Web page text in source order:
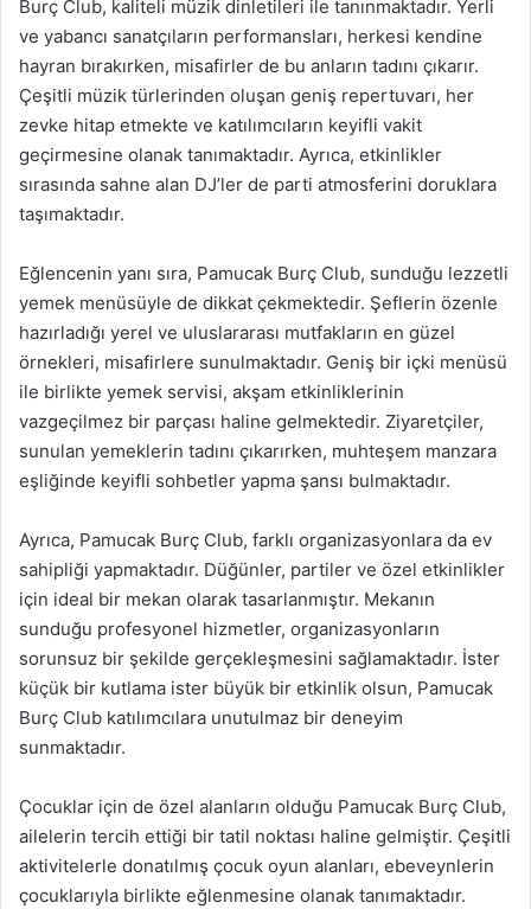
Burç Club, kaliteli müzik dinletileri ile tanınmaktadır. Yerli
ve yabancı sanatçıların performansları, herkesi kendine
hayran bırakırken, misafirler de bu anların tadını çıkarır.
Çeşitli müzik türlerinden oluşan geniş repertuvarı, her
zevke hitap etmekte ve katılımcıların keyifli vakit
geçirmesine olanak tanımaktadır. Ayrıca, etkinlikler
sırasında sahne alan DJ’ler de parti atmosferini doruklara
taşımaktadır.
Eğlencenin yanı sıra, Pamucak Burç Club, sunduğu lezzetli
yemek menüsüyle de dikkat çekmektedir. Şeflerin özenle
hazırladığı yerel ve uluslararası mutfakların en güzel
örnekleri, misafirlere sunulmaktadır. Geniş bir içki menüsü
ile birlikte yemek servisi, akşam etkinliklerinin
vazgeçilmez bir parçası haline gelmektedir. Ziyaretçiler,
sunulan yemeklerin tadını çıkarırken, muhteşem manzara
eşliğinde keyifli sohbetler yapma şansı bulmaktadır.
Ayrıca, Pamucak Burç Club, farklı organizasyonlara da ev
sahipliği yapmaktadır. Düğünler, partiler ve özel etkinlikler
için ideal bir mekan olarak tasarlanmıştır. Mekanın
sunduğu profesyonel hizmetler, organizasyonların
sorunsuz bir şekilde gerçekleşmesini sağlamaktadır. İster
küçük bir kutlama ister büyük bir etkinlik olsun, Pamucak
Burç Club katılımcılara unutulmaz bir deneyim
sunmaktadır.
Çocuklar için de özel alanların olduğu Pamucak Burç Club,
ailelerin tercih ettiği bir tatil noktası haline gelmiştir. Çeşitli
aktivitelerle donatılmış çocuk oyun alanları, ebeveynlerin
çocuklarıyla birlikte eğlenmesine olanak tanımaktadır.